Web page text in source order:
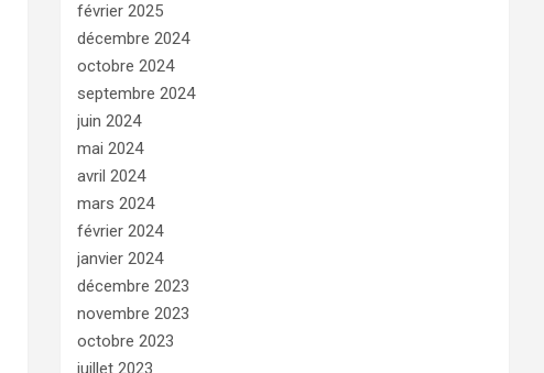
février 2025
décembre 2024
octobre 2024
septembre 2024
juin 2024
mai 2024
avril 2024
mars 2024
février 2024
janvier 2024
décembre 2023
novembre 2023
octobre 2023
juillet 2023